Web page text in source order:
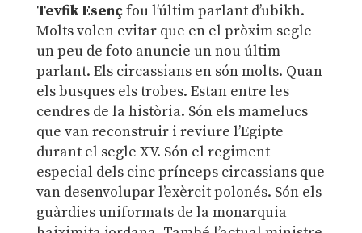
Tevfik Esençfou l’últim parlant d’ubikh.
Molts volen evitar que en el pròxim segle
un peu de foto anuncie un nou últim
parlant. Els circassians en són molts. Quan
els busques els trobes. Estan entre les
cendres de la història. Són els mamelucs
que van reconstruir i reviure l’Egipte
durant el segle XV. Són el regiment
especial dels cinc prínceps circassians que
van desenvolupar l’exèrcit polonés. Són els
guàrdies uniformats de la monarquia